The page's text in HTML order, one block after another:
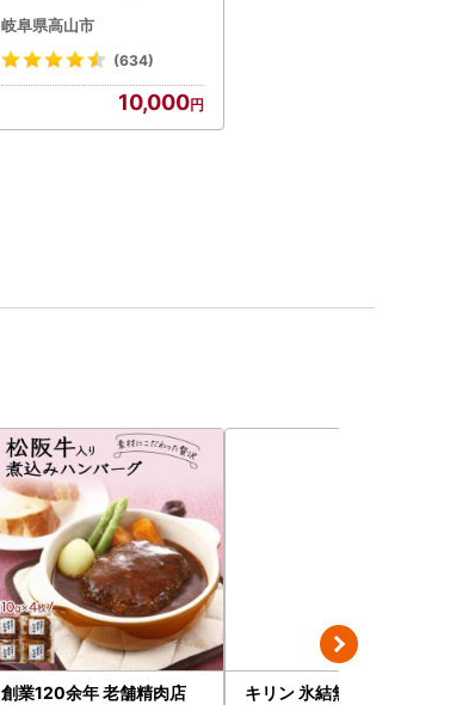
CP01 FN-Limited-VO
岐阜県高山市
(634)
10,000
創業120余年 老舗精肉店 キリン 氷結無糖レモン7％